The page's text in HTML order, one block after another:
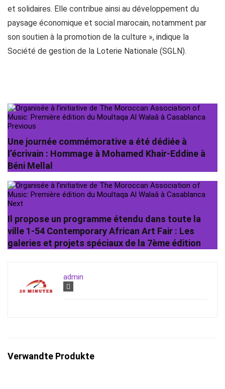
et solidaires. Elle contribue ainsi au développement du
paysage économique et social marocain, notamment par
son soutien à la promotion de la culture », indique la
Société de gestion de la Loterie Nationale (SGLN).
Previous
Une journée commémorative a été dédiée à
l’écrivain : Hommage à Mohamed Khair-Eddine à
Béni Mellal
Next
Il propose un programme étendu dans toute la
ville 1-54 Contemporary African Art Fair : Les
galeries et projets spéciaux de la 7ème édition
admin
Verwandte Produkte